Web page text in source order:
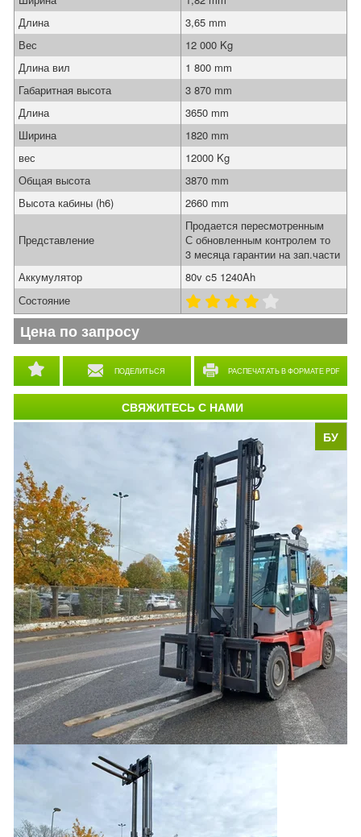
БУ
ПОДЕЛИТЬСЯ РАСПЕЧАТАТЬ В ФОРМАТЕ PDF
Длина
3,65 mm
Вес
12 000 Kg
Длина вил
1 800 mm
Габаритная высота
3 870 mm
Длина
3650 mm
Ширина
1820 mm
вес
12000 Kg
Общая высота
3870 mm
Высота кабины (h6)
2660 mm
Представление
Продается пересмотренным
С обновленным контролем то
3 месяца гарантии на зап.части
Аккумулятор
80v c5 1240Ah
Состояние
Цена по запросу
СВЯЖИТЕСЬ С НАМИ